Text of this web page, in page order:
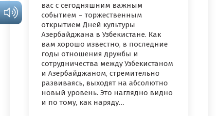
вас с сегодняшним важным
событием – торжественным
открытием Дней культуры
Азербайджана в Узбекистане. Как
вам хорошо известно, в последние
годы отношения дружбы и
сотрудничества между Узбекистаном
и Азербайджаном, стремительно
развиваясь, выходят на абсолютно
новый уровень. Это наглядно видно
и по тому, как наряду…